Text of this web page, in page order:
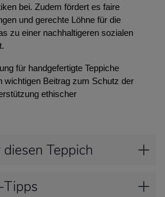
bei. Zudem fördert es faire
und gerechte Löhne für die
zu einer nachhaltigeren sozialen
für handgefertigte Teppiche
wichtigen Beitrag zum Schutz der
ethischer
Teppich
Tipps